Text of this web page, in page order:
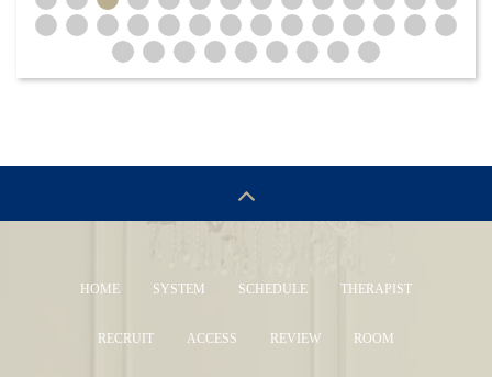
HOME SYSTEM SCHEDULE THERAPIST
RECRUIT ACCESS REVIEW ROOM